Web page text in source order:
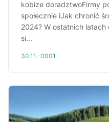
kobize doradztwoFirmy
społecznie iJak chronić
2024? W ostatnich
si...
30.11.-0001